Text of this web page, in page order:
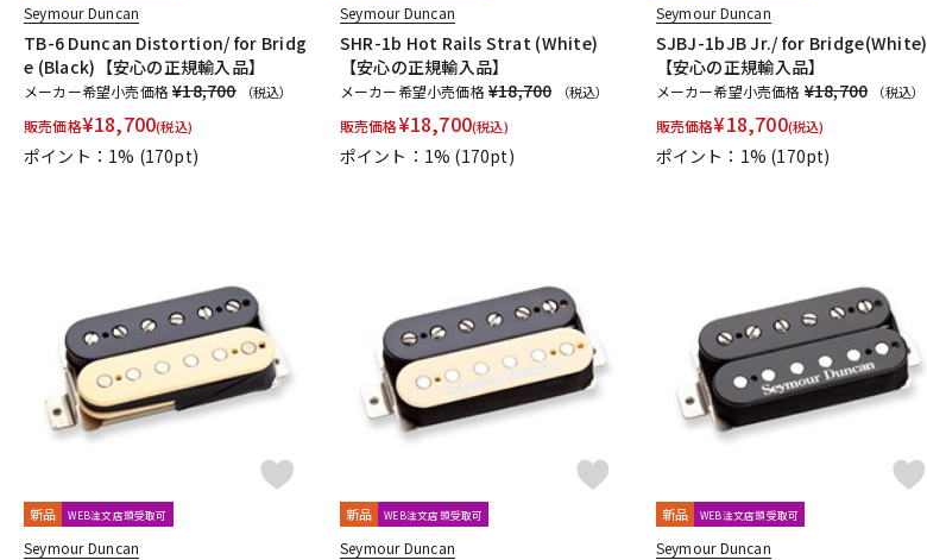
Seymour Duncan
TB-6 Duncan Distortion/ for Bridg
e (Black)【安心の正規輸入品】
メーカー希望小売価格¥18,700 （税込）
販売価格¥18,700(税込)
ポイント：1% (170pt)
Seymour Duncan
SHR-1b Hot Rails Strat (White)
【安心の正規輸入品】
メーカー希望小売価格¥18,700 （税込）
販売価格¥18,700(税込)
ポイント：1% (170pt)
Seymour Duncan
SJBJ-1bJB Jr./ for Bridge(White)
【安心の正規輸入品】
メーカー希望小売価格 ¥18,700 （税込）
販売価格¥18,700(税込)
ポイント：1% (170pt)
新品 WEB注文店頭受取可
Seymour Duncan
新品 WEB注文店頭受取可
Seymour Duncan
新品 WEB注文店頭受取可
Seymour Duncan